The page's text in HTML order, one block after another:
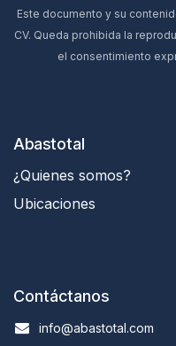
Este documento y su
CV. Queda prohibida la
el consentimiento
Abastotal
¿Quienes somos?
Ubicaciones
Contáctanos
info@abastotal.com